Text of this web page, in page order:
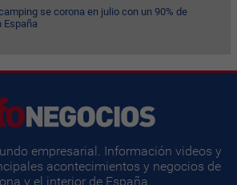
se corona en julio con un 90% de
España
empresarial. Información videos y
acontecimientos y negocios de
y el interior de España.